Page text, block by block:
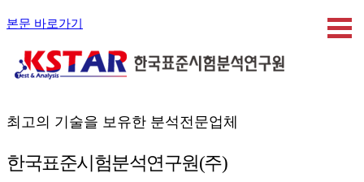
본문 바로가기
최고의 기술을 보유한 분석전문업체
한국표준시험분석연구원(주)